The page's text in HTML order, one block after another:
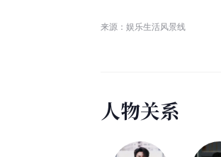
来源：娱乐生活风景线
人物关系